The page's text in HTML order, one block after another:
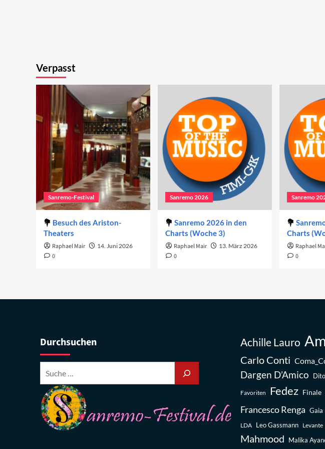
Verpasst
Sanremo-Festival
Besuch des Ariston-
Theaters
Raphael Mair 14. Juni 2026
0
Sanremo 2026
Sanremo 2026 in den
Charts (Woche 3)
Raphael Mair 13. März 2026
0
Sanremo
Charts
Raphael
0
Durchsuchen Achille Lauro
Carlo Conti
Dargen D’Amico
Favoriten Fedez Finale
Francesco Renga Gaia
LDA Leo Gassmann Levante
Mahmood Malika